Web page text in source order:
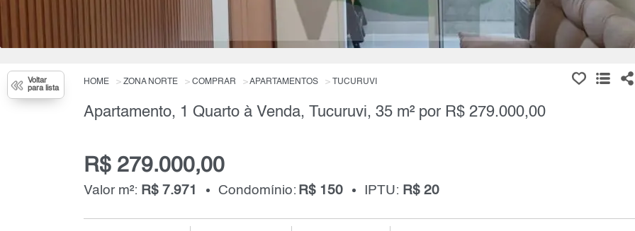
Voltar
para lista
HOME ZONA NORTE COMPRAR APARTAMENTOS TUCURUVI
Apartamento, 1 Quarto à Venda, Tucuruvi, 35 m² por R$ 279.000,00
R$ 279.000,00
Valor m²: R$ 7.971 Condomínio: R$ 150 IPTU: R$ 20